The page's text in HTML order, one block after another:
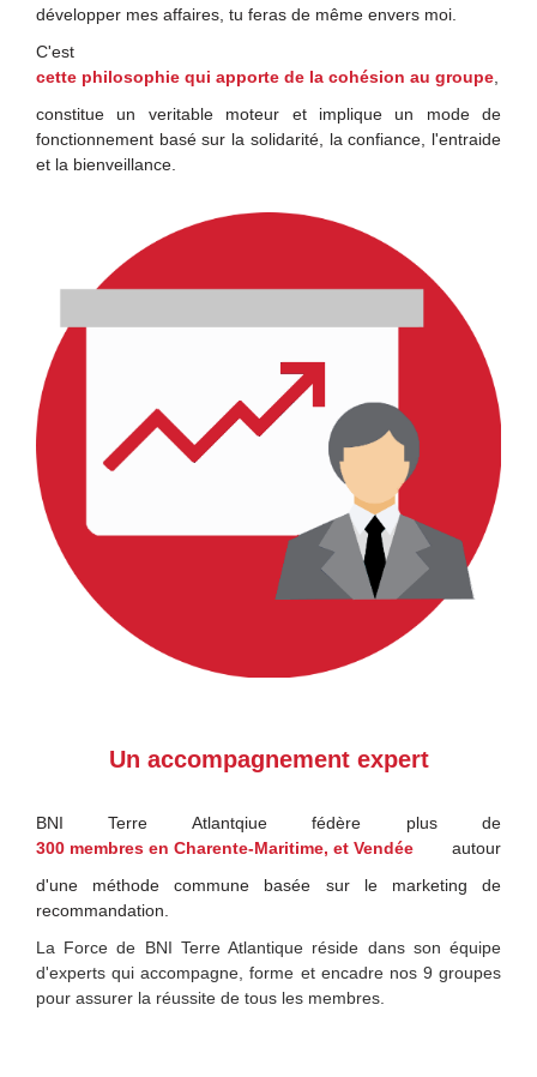
développer mes affaires, tu feras de même envers moi.
C'est
cette philosophie qui apporte de la cohésion au groupe
constitue un veritable moteur et implique un mode de
fonctionnement basé sur la solidarité, la confiance, l'entraide
et la bienveillance.
Un accompagnement expert
BNI Terre Atlantqiue fédère plus de
300 membres en Charente-Maritime, et Vendée
autour
d'une méthode commune basée sur le marketing de
recommandation.
La Force de BNI Terre Atlantique réside dans son équipe
d'experts qui accompagne, forme et encadre nos 9 groupes
pour assurer la réussite de tous les membres.